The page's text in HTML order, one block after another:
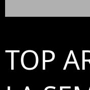
TOP